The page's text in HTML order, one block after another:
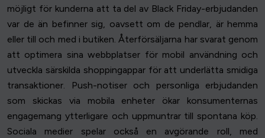
möjligt för kunderna att ta del av Black Friday-erbjudanden
var de än befinner sig, oavsett om de pendlar, är hemma
eller till och med i butiken. Återförsäljarna har svarat genom
att optimera sina webbplatser för mobil användning och
utveckla särskilda shoppingappar för att underlätta smidiga
transaktioner. Push-notiser och personliga erbjudanden
som skickas via mobila enheter ökar konsumenternas
engagemang ytterligare och uppmuntrar till spontana köp.
Sociala medier spelar också en avgörande roll, med